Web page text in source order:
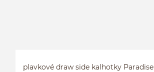
plavkové draw side kalhotky Paradise